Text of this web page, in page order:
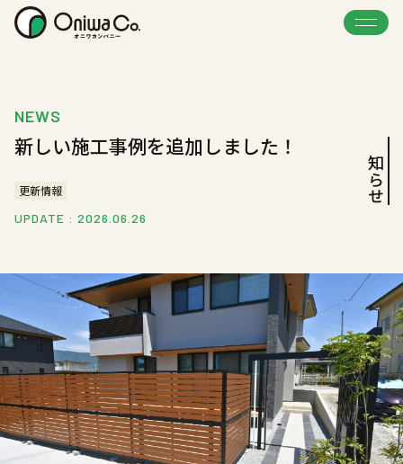
NEWS
新しい施工事例を追加しました！
更新情報
UPDATE : 2026.06.26
お知らせ